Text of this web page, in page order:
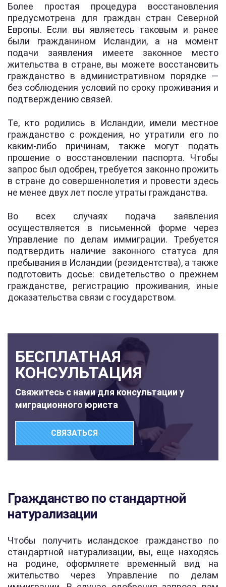
Более простая процедура восстановления
предусмотрена для граждан стран Северной
Европы. Если вы являетесь таковым и ранее
были гражданином Исландии, а на момент
подачи заявления имеете законное место
жительства в стране, вы можете восстановить
гражданство в административном порядке —
без соблюдения условий по сроку проживания и
подтверждению связей.
Те, кто родились в Исландии, имели местное
гражданство с рождения, но утратили его по
каким-либо причинам, также могут подать
прошение о восстановлении паспорта. Чтобы
запрос был одобрен, требуется законно прожить
в стране до совершеннолетия и провести здесь
не менее двух лет после утраты гражданства.
Во всех случаях подача заявления
осуществляется в письменной форме через
Управление по делам иммиграции. Требуется
подтвердить наличие законного статуса для
пребывания в Исландии (резидентства), а также
подготовить досье: свидетельство о прежнем
гражданстве, регистрацию проживания, иные
доказательства связи с государством.
БЕСПЛАТНАЯ
КОНСУЛЬТАЦИЯ
Свяжитесь с нами для консультации у
миграционного юриста
СВЯЗАТЬСЯ
Гражданство по стандартной
натурализации
Чтобы получить исландское гражданство по
стандартной натурализации, вы, еще находясь
на родине, оформляете временный вид на
жительство через Управление по делам